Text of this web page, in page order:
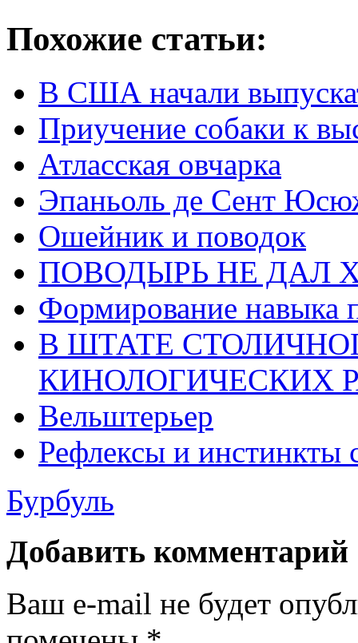
Похожие статьи:
В США начали
Приучение собаки к
Атласская овчарка
Эпаньоль де Сент
Ошейник и поводок
ПОВОДЫРЬ НЕ ДАЛ
Формирование навыка
В ШТАТЕ
КИНОЛОГИЧЕСКИХ
Вельштерьер
Рефлексы и инстинкты
Бурбуль
Добавить комментарий
Ваш e-mail не будет